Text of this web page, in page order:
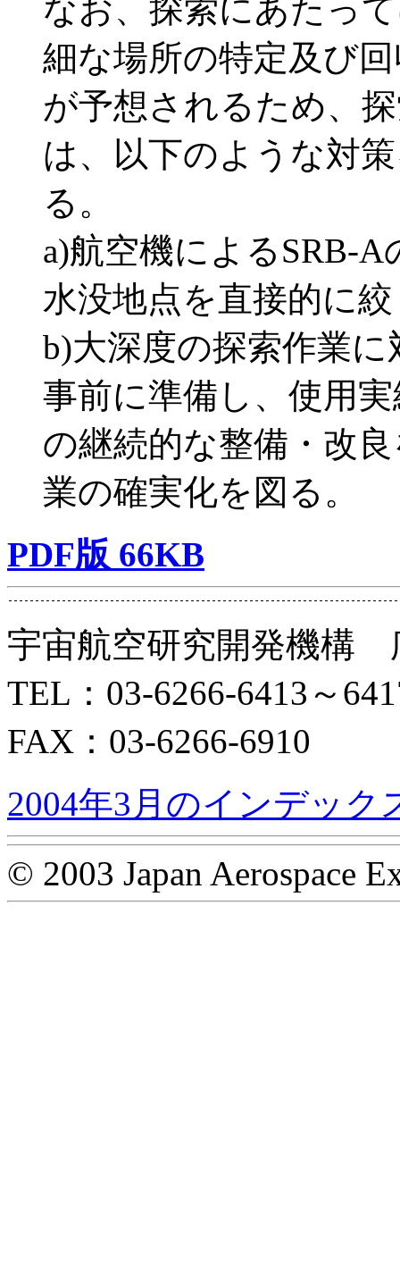
なお、探索にあたっ
細な場所の特定及び
が予想されるため、
は、以下のような対
る。
a)航空機によるSRB-
水没地点を直接的に
b)大深度の探索作業
事前に準備し、使用
の継続的な整備・改
業の確実化を図る。
PDF版 66KB
宇宙航空研究開発機構
TEL：03-6266-6413～
FAX：03-6266-6910
2004年3月のインデック
© 2003 Japan Aerospace